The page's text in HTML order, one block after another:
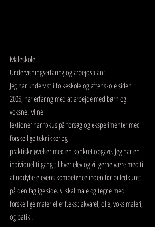
Maleskole.
Undervisningserfaring og arbejdsplan:
Jeg har undervist i folkeskole og aftenskole siden
2005, har erfaring med at arbejde med børn og
voksne. Mine
lektioner har fokus på forsøg og eksperimenter med
forskellige teknikker og
praktiske øvelser med en konkret opgave. Jeg har en
individuel tilgang til hver elev og vil gerne være med til
at uddybe elevens kompetence inden for billedkunst
på den faglige side. Vi skal male og tegne med
forskellige materieller f.eks.: akvarel, olie, voks maleri,
og batik .